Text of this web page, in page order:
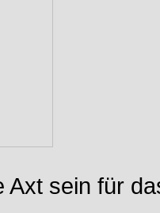
Axt sein für